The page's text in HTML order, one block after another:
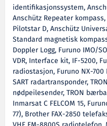
identifikasjonssystem,
Anschütz Repeater
Pilotstar D, Anschütz
Standard magnetisk
Doppler Logg, Furuno IMO/
VDR, Interface kit, IF-5200,
radiostasjon, Furuno NX-700
SART radartransponder,
nødpeilesender, TRON
Inmarsat C FELCOM 15,
77), Brother FAX-2850